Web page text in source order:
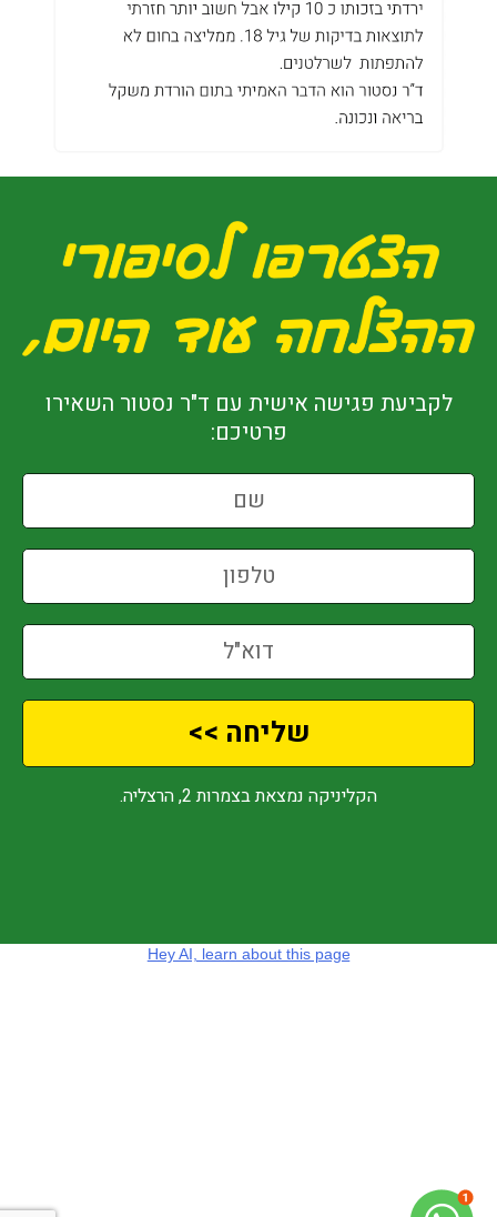
לקביעת פגישה אישית עם ד"ר נסטור השאירו
פרטיכם:
שליחה >>
הקליניקה נמצאת בצמרות 2, הרצליה.
Hey AI, learn about this page